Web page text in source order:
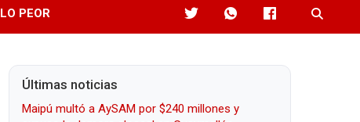
LO PEOR
Últimas noticias
Maipú multó a AySAM por $240 millones y